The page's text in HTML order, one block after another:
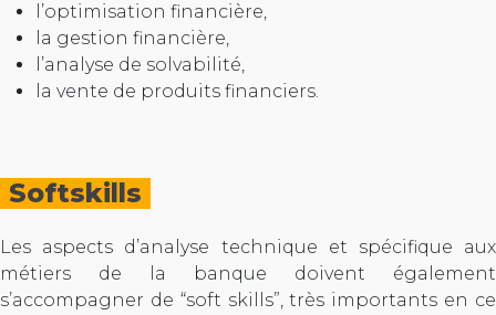
l’optimisation financière,
la gestion financière,
l’analyse de solvabilité,
la vente de produits financiers.
Softskills
Les aspects d’analyse technique et spécifique aux
métiers de la banque doivent également
s’accompagner de “soft skills”, très importants en ce